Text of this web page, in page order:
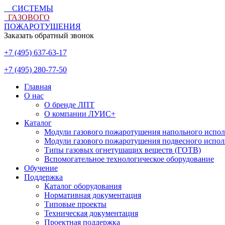
СИСТЕМЫ
ГАЗОВОГО
ПОЖАРОТУШЕНИЯ
Заказать обратный звонок
+7 (495) 637-63-17
+7 (495) 280-77-50
Главная
О нас
О бренде ЛПТ
О компании ЛУИС+
Каталог
Модули газового пожаротушения напольного
Модули газового пожаротушения подвесного
Типы газовых огнетушащих веществ (ГОТВ)
Вспомогательное технологическое оборудование
Обучение
Поддержка
Каталог оборудования
Нормативная документация
Типовые проекты
Техническая документация
Проектная поддержка